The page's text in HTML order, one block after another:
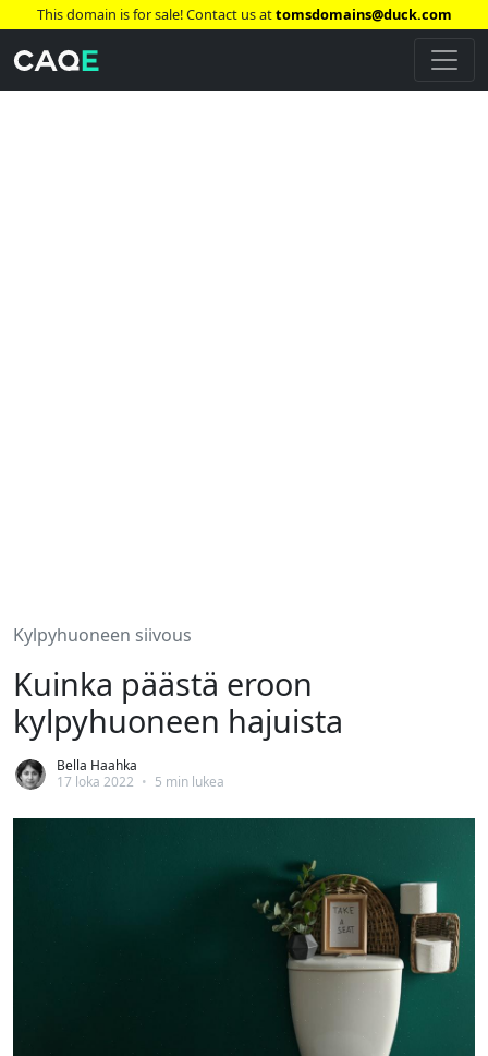
This domain is for sale! Contact us attomsdomains@duck.com
Kylpyhuoneen siivous
Kuinka päästä eroon
kylpyhuoneen hajuista
Bella Haahka
17 loka 2022 • 5 min lukea